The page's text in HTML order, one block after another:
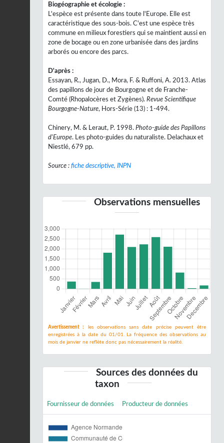
Biogéographie et écologie :
L'espèce est présente dans toute l'Europe. Elle est
caractéristique des sous-bois. C'est une espèce très
commune en milieux forestiers qui se maintient aussi en
zone de bocage ou en zone urbanisée dans des jardins
arborés ou encore des parcs.
D'après :
Essayan, R., Jugan, D., Mora, F. & Ruffoni, A. 2013. Atlas
des papillons de jour de Bourgogne et de Franche-
Comté (Rhopalocères et Zygènes). Revue Scientifique
Bourgogne-Nature, Hors-Série (13) : 1-494.
Chinery, M. & Leraut, P. 1998. Photo-guide des Papillons
d'Europe. Les photo-guides du naturaliste. Delachaux et
Niestlé, 679 pp.
Source : fiche descriptive, INPN
Observations mensuelles
Avertissement :
les observations sans date précise peuvent être
enregistrées à la date du 01/01. La fréquence des observations au
mois de janvier ne reflète donc pas nécessairement la réalité.
Sources des données du
taxon
Fournisseur de données Producteur de données